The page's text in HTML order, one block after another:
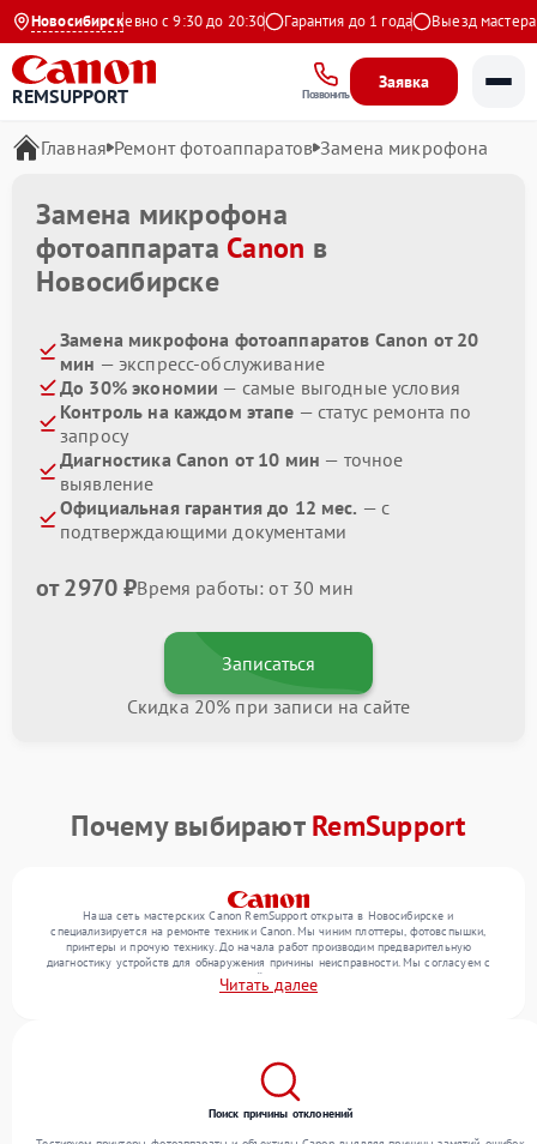
Новосибирск
Ежедневно с 9:30 до 20:30 Гарантия до 1 года Выезд мастера
REMSUPPORT Позвонить
Заявка
Главная Ремонт фотоаппаратов Замена микрофона
Замена микрофона
фотоаппарата Canon в
Новосибирске
Замена микрофона фотоаппаратов Canon от 20
мин — экспресс-обслуживание
До 30% экономии — самые выгодные условия
Контроль на каждом этапе — статус ремонта по
запросу
Диагностика Canon от 10 мин — точное
выявление
Официальная гарантия до 12 мес. — с
подтверждающими документами
от 2970 ₽Время работы: от 30 мин
Записаться
Скидка 20% при записи на сайте
Почему выбираютRemSupport
Наша сеть мастерских Canon RemSupport открыта в Новосибирске и
специализируется на ремонте техники Canon. Мы чиним плоттеры, фотовспышки,
принтеры и прочую технику. До начала работ производим предварительную
диагностику устройств для обнаружения причины неисправности. Мы согласуем с
клиентом состав необходимых операций и их стоимость, затем реализуем ремонт с
заменой деталей по необходимости. После работ проверяем качество оказанных
Читать далее
Поиск причины отклонений